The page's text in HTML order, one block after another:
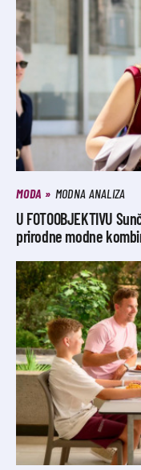
MODA MODNA ANALIZA
U FOTOOBJEKTIVU
prirodne modne